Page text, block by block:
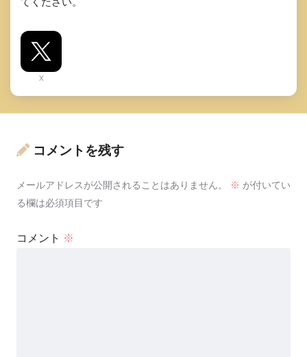
X
コメントを残す
メールアドレスが公開されることはありません。 ※ が付いてい
る欄は必須項目です
コメント ※